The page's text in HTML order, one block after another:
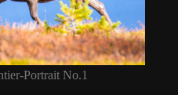
Portrait No.1